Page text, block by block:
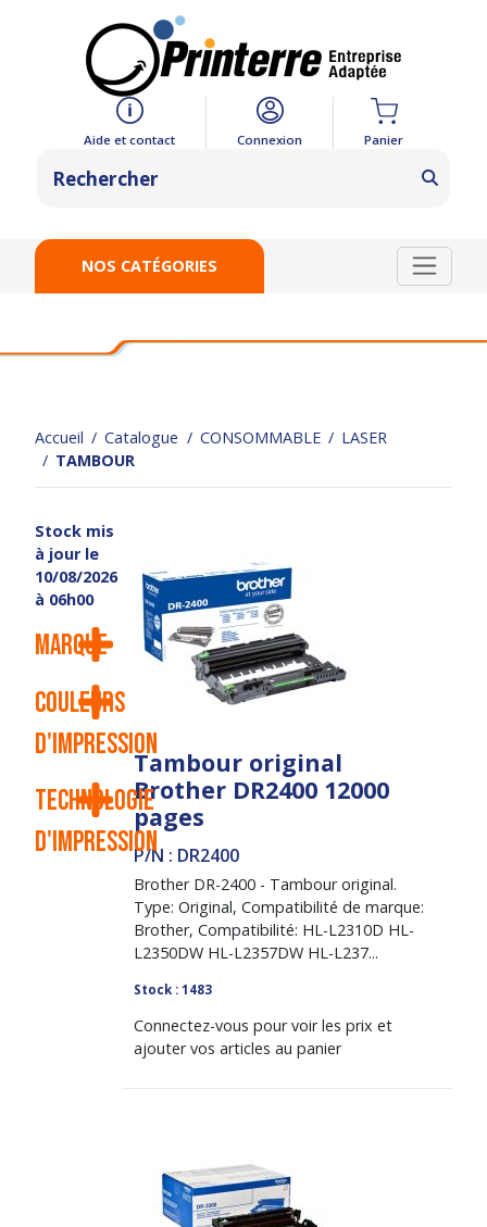
Aide et contact Connexion Panier
NOS CATÉGORIES
Accueil Catalogue CONSOMMABLE
LASER
TAMBOUR
Stock mis
à jour le
10/08/2026
à 06h00
Marque
Couleurs
d'impression
Technologie
d'impression
Tambour original
Brother DR2400 12000
pages
P/N : DR2400
Brother DR-2400 - Tambour original.
Type: Original, Compatibilité de marque:
Brother, Compatibilité: HL-L2310D HL-
L2350DW HL-L2357DW HL-L237...
Stock : 1483
Connectez-vous pour voir les prix et
ajouter vos articles au panier